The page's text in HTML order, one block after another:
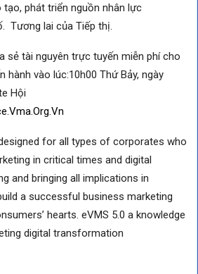
tạo, phát triển nguồn nhân lực
Tương lai của Tiếp thị.
sẻ tài nguyên trực tuyến miễn phí cho
vào lúc:10h00 Thứ Bảy, ngày
Hội
for all types of corporates who
in critical times and digital
and bringing all implications in
a successful business marketing
hearts. eVMS 5.0 a knowledge
digital transformation